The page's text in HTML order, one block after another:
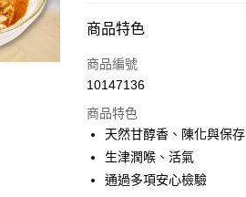
付款方式
信用卡一次付款
LINE Pay
Apple Pay
商品特色
商品編號
10147136
商品特色
天然甘醇香、陳化與保存
生津潤喉、活氣
通過多項安心檢驗